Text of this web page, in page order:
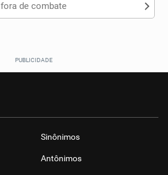
fora de combate
Sinônimos
Antônimos